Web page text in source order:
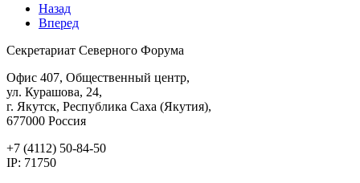
Назад
Вперед
Секретариат Северного Форума
Офис 407, Общественный центр,
ул. Курашова, 24,
г. Якутск, Республика Саха (Якутия),
677000 Россия
+7 (4112) 50-84-50
IP: 71750